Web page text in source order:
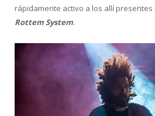
rápidamente activo a los allí
Rottem System.